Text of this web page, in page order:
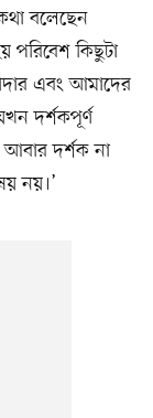
বলেছেন
কিছুটা
এবং আমাদের
দর্শকপূর্ণ
আবার দর্শক না
নয়।’